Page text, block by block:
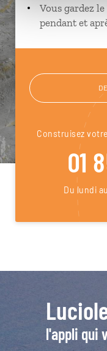
Vous gardez
pendant et
Construisez
01
Du lundi
l'appli qui